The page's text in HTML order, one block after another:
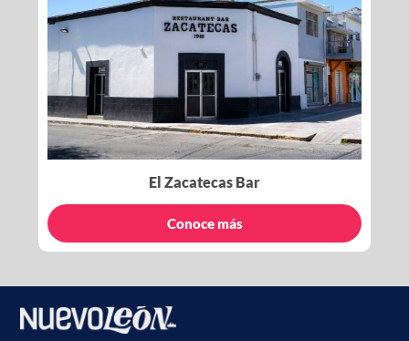
El Zacatecas Bar
Conoce más